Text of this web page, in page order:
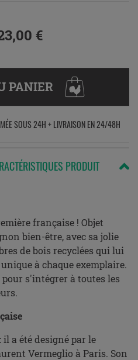
€
PANIER
SOUS 24H + LIVRAISON EN 24/48H
PRODUIT
française ! Objet
bien-être, avec sa jolie
de bois recyclées qui lui
à chaque exemplaire.
pour s'intégrer à toutes les
il a été designé par le
Vermeglio à Paris. Son